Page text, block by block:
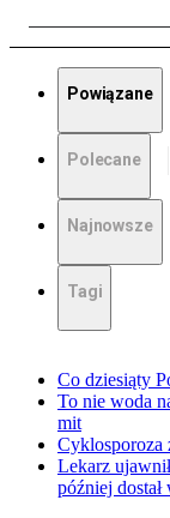
Powiązane
Polecane
Najnowsze
Tagi
Co dziesiąty
To nie woda
mit
Cyklosporoza
Lekarz
później